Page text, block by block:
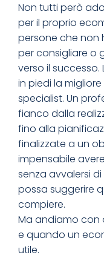
Non tutti però
per il proprio
persone che non
per consigliare o
verso il
in piedi la
specialist. Un
fianco dalla
fino alla
finalizzate a un
impensabile
senza avvalersi
possa suggerire
compiere.
Ma andiamo con
e quando un
utile.